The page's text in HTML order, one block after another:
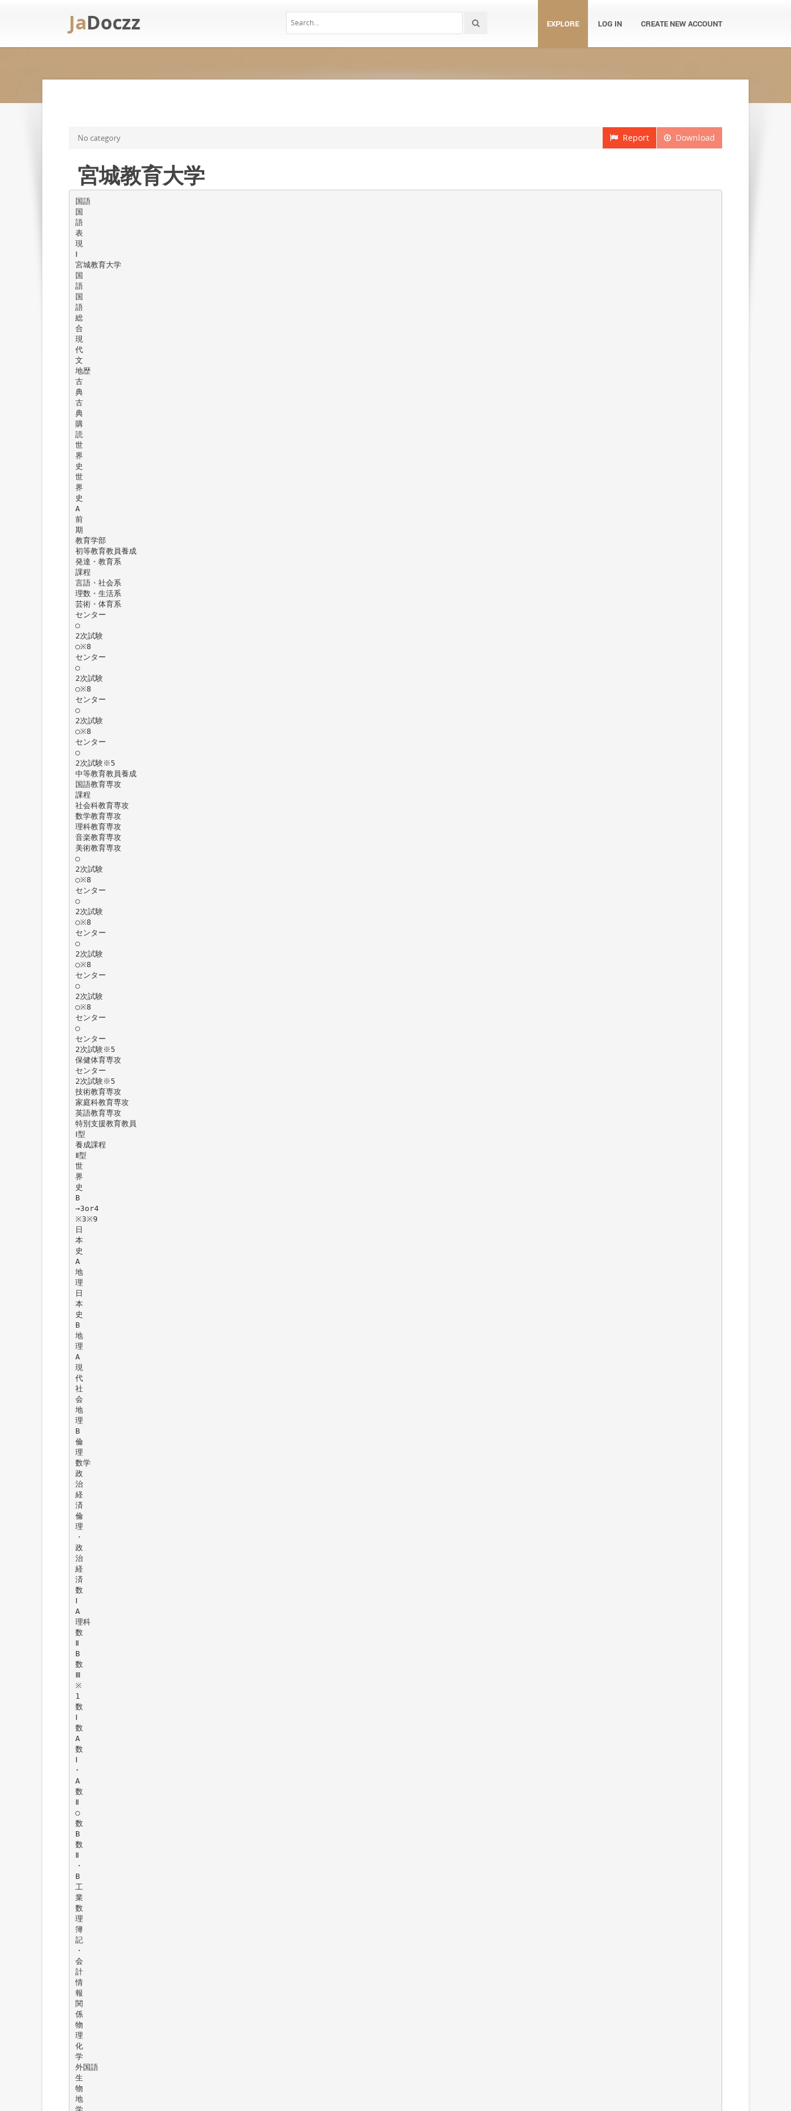
JaDoczz EXPLORE LOG IN CREATE NEW ACCOUNT
Download
Report
No category
宮城教育大学
国語
国
語
表
現
Ⅰ
宮城教育大学
国
語
国
語
総
合
現
代
文
地歴
古
典
古
典
購
読
世
界
史
世
界
史
A
前
期
教育学部
初等教育教員養成
発達・教育系
課程
言語・社会系
理数・生活系
芸術・体育系
センター
○
2次試験
○※8
センター
○
2次試験
○※8
センター
○
2次試験
○※8
センター
○
2次試験※5
中等教育教員養成
国語教育専攻
課程
社会科教育専攻
数学教育専攻
理科教育専攻
音楽教育専攻
美術教育専攻
○
2次試験
○※8
センター
○
2次試験
○※8
センター
○
2次試験
○※8
センター
○
2次試験
○※8
センター
○
センター
2次試験※5
保健体育専攻
センター
2次試験※5
技術教育専攻
家庭科教育専攻
英語教育専攻
特別支援教育教員
Ⅰ型
養成課程
Ⅱ型
世
界
史
B
→3or4
※3※9
日
本
史
A
地
理
日
本
史
B
地
理
A
現
代
社
会
地
理
B
倫
理
数学
政
治
経
済
倫
理
・
政
治
経
済
数
Ⅰ
A
理科
数
Ⅱ
B
数
Ⅲ
※
1
数
Ⅰ
数
A
数
Ⅰ
･
A
数
Ⅱ
○
数
B
数
Ⅱ
・
B
工
業
数
理
簿
記
・
会
計
情
報
関
係
物
理
化
学
外国語
生
物
地
学